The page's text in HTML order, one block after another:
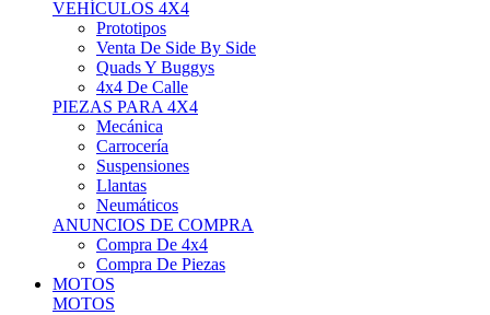
Venta De Side By Side
Quads Y Buggys
4x4 De Calle
PIEZAS PARA 4X4
Mecánica
Carrocería
Suspensiones
Llantas
Neumáticos
ANUNCIOS DE COMPRA
Compra De 4x4
Compra De Piezas
MOTOS
MOTOS
Motos De Circuito